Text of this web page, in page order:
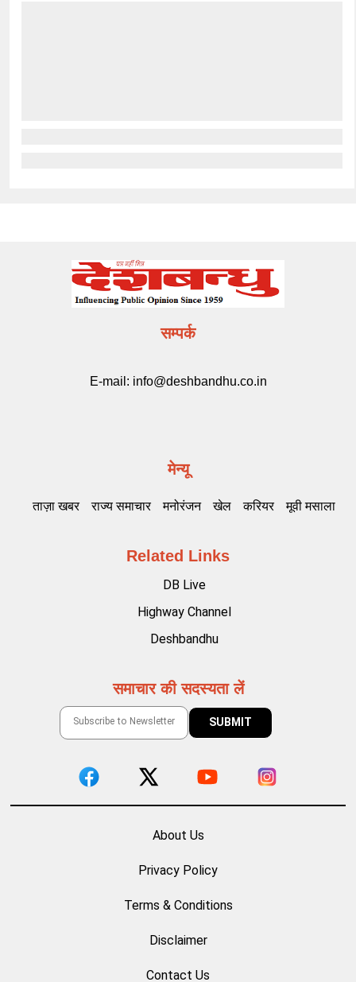
सम्पर्क
E-mail: info@deshbandhu.co.in
मेन्यू
ताज़ा खबर राज्य समाचार मनोरंजन खेल करियर मूवी मसाला
Related Links
DB Live
Highway Channel
Deshbandhu
समाचार की सदस्यता लें
About Us
Privacy Policy
Terms & Conditions
Disclaimer
Contact Us